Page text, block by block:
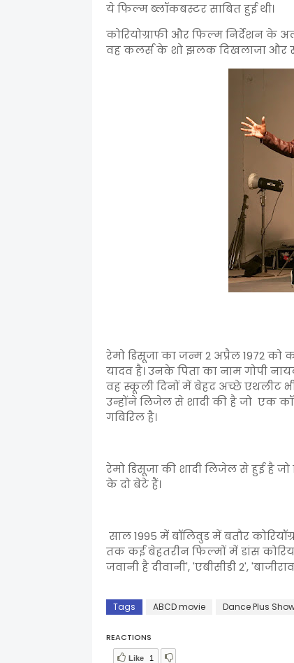
ये फिल्म ब्लॉकबस्टर साबित हुई थी।
कोरियोग्राफी और फिल्म निर्देशन के
वह कलर्स के शो झलक दिखलाजा और
रेमो डिसूजा का जन्म 2 अप्रैल 1972
यादव है। उनके पिता का नाम गोपी
वह स्कूली दिनों में बेहद अच्छे एथलीट
उन्होंने लिजेल से शादी की है जो एक
गबिरिल है।
रेमो डिसूजा की शादी लिजेल से हुई है
के दो बेटे हैं।
साल 1995 में बॉलिवुड में बतौर
तक कई बेहतरीन फिल्मों में डांस
जवानी है दीवानी', 'एबीसीडी 2',
Tags ABCD movie Dance Plus
REACTIONS
Like 1